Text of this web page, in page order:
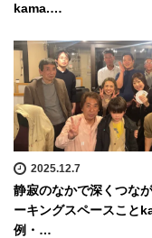
kama.…
2025.12.7
静寂のなかで深くつな
ーキングスペースこと
例・…